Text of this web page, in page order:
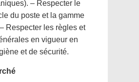
– Respecter le
du poste et la gamme
Respecter les règles et
en vigueur en
et de sécurité.